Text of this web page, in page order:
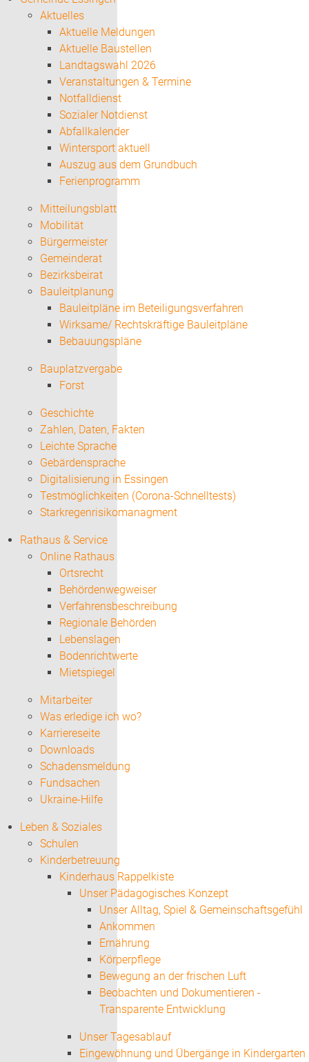
Aktuelles
Aktuelle Meldungen
Aktuelle Baustellen
Landtagswahl 2026
Veranstaltungen & Termine
Notfalldienst
Sozialer Notdienst
Abfallkalender
Wintersport aktuell
Auszug aus dem Grundbuch
Ferienprogramm
Mitteilungsblatt
Mobilität
Bürgermeister
Gemeinderat
Bezirksbeirat
Bauleitplanung
Bauleitpläne im Beteiligungsverfahren
Wirksame/ Rechtskräftige Bauleitpläne
Bebauungspläne
Bauplatzvergabe
Forst
Geschichte
Zahlen, Daten, Fakten
Leichte Sprache
Gebärdensprache
Digitalisierung in Essingen
Testmöglichkeiten (Corona-Schnelltests)
Starkregenrisikomanagment
Rathaus & Service
Online Rathaus
Ortsrecht
Behördenwegweiser
Verfahrensbeschreibung
Regionale Behörden
Lebenslagen
Bodenrichtwerte
Mietspiegel
Mitarbeiter
Was erledige ich wo?
Karriereseite
Downloads
Schadensmeldung
Fundsachen
Ukraine-Hilfe
Leben & Soziales
Schulen
Kinderbetreuung
Kinderhaus Rappelkiste
Unser Pädagogisches Konzept
Unser Alltag, Spiel & Gemeinschaftsgefühl
Ankommen
Ernährung
Körperpflege
Bewegung an der frischen Luft
Beobachten und Dokumentieren -
Transparente Entwicklung
Unser Tagesablauf
Eingewöhnung und Übergänge in Kindergarten